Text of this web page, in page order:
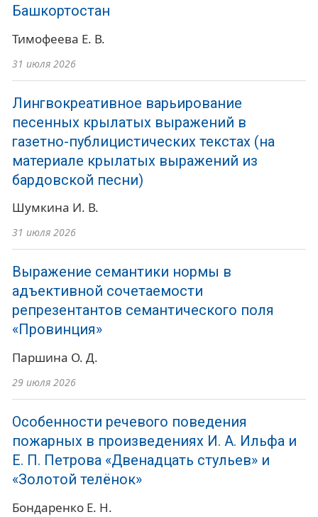
Башкортостан
Тимофеева Е. В.
31 июля 2026
Лингвокреативное варьирование
песенных крылатых выражений в
газетно-публицистических текстах (на
материале крылатых выражений из
бардовской песни)
Шумкина И. В.
31 июля 2026
Выражение семантики нормы в
адъективной сочетаемости
репрезентантов семантического поля
«Провинция»
Паршина О. Д.
29 июля 2026
Особенности речевого поведения
пожарных в произведениях И. А. Ильфа и
Е. П. Петрова «Двенадцать стульев» и
«Золотой телёнок»
Бондаренко Е. Н.